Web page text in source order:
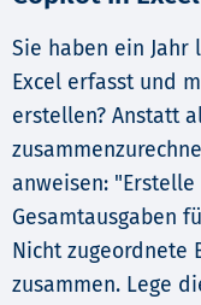
Sie haben ein Jahr
Excel erfasst und
erstellen? Anstatt
anweisen:
Gesamtausgaben
Nicht zugeordnete
zusammen. Lege